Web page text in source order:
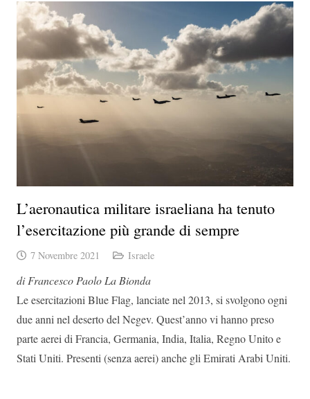
L’aeronautica militare israeliana ha tenuto
l’esercitazione più grande di sempre
7 Novembre 2021 Israele
di Francesco Paolo La Bionda
Le esercitazioni Blue Flag, lanciate nel 2013, si svolgono ogni
due anni nel deserto del Negev. Quest’anno vi hanno preso
parte aerei di Francia, Germania, India, Italia, Regno Unito e
Stati Uniti. Presenti (senza aerei) anche gli Emirati Arabi Uniti.